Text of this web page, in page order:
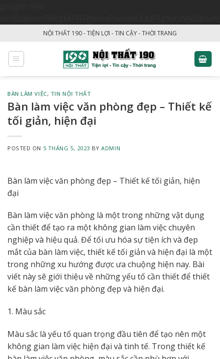
content
NỘI THẤT 190 - TIỆN LỢI - TIN CẬY - THỜI TRANG
BÀN LÀM VIỆC, TIN NỘI THẤT
Bàn làm việc văn phòng đẹp – Thiết kế
tối giản, hiện đại
POSTED ON 5 THÁNG 5, 2023 BYADMIN
Bàn làm việc văn phòng đẹp – Thiết kế tối giản, hiện
đại
Bàn làm việc văn phòng là một trong những vật dụng
cần thiết để tạo ra một không gian làm việc chuyên
nghiệp và hiệu quả. Để tối ưu hóa sự tiện ích và đẹp
mắt của bàn làm việc, thiết kế tối giản và hiện đại là một
trong những xu hướng được ưa chuộng hiện nay. Bài
viết này sẽ giới thiệu về những yếu tố cần thiết để thiết
kế bàn làm việc văn phòng đẹp và hiện đại.
1. Màu sắc
Màu sắc là yếu tố quan trọng đầu tiên để tạo nên một
không gian làm việc hiện đại và tinh tế. Trong thiết kế